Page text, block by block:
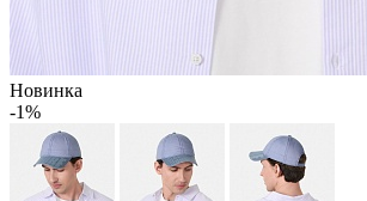
Новинка
-1%